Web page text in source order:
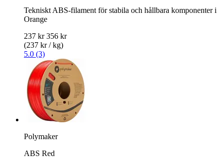
Tekniskt ABS-filament för stabila och hållbara komponenter i
Orange
237 kr 356 kr
(237 kr / kg)
5.0 (3)
Polymaker
ABS Red